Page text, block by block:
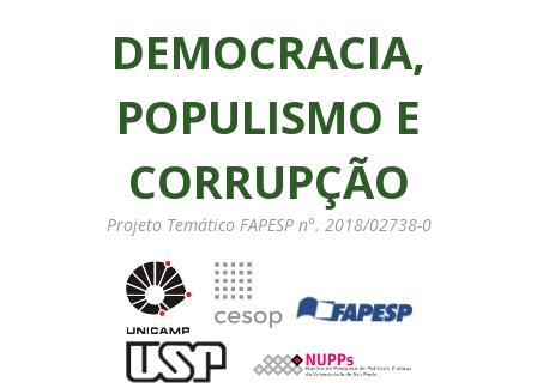
DEMOCRACIA,
POPULISMO E
CORRUPÇÃO
Projeto Temático FAPESP n°. 2018/02738-0